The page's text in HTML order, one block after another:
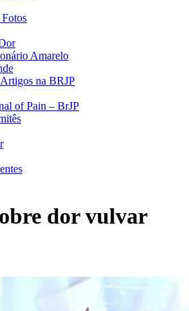
Amarelo
na BRJP
of Pain – BrJP
dor vulvar